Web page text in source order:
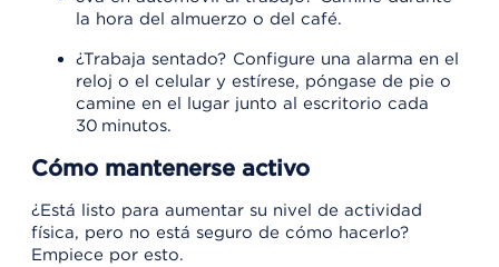
la hora del almuerzo o del café.
¿Trabaja sentado? Configure una alarma en el
reloj o el celular y estírese, póngase de pie o
camine en el lugar junto al escritorio cada
30 minutos.
Cómo mantenerse activo
¿Está listo para aumentar su nivel de actividad
física, pero no está seguro de cómo hacerlo?
Empiece por esto.